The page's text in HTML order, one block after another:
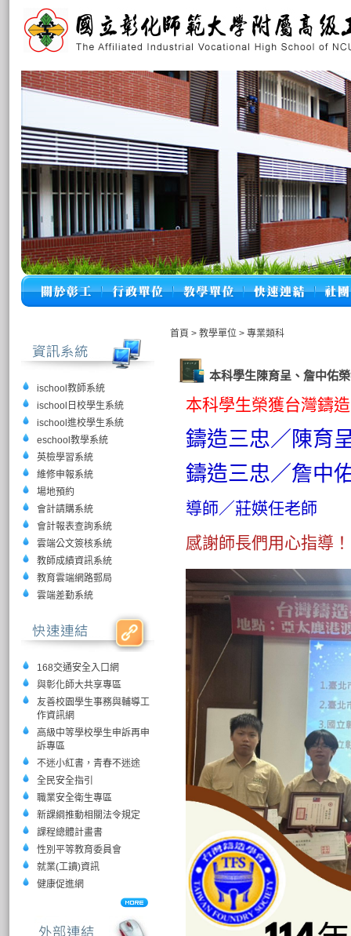
ischool教師系統
ischool日校學生系統
ischool進校學生系統
eschool教學系統
英檢學習系統
維修申報系統
場地預約
會計請購系統
會計報表查詢系統
雲端公文簽核系統
教師成績資訊系統
教育雲端網路郵局
雲端差勤系統
168交通安全入口網
與彰化師大共享專區
友善校園學生事務與輔導工
作資訊網
高級中等學校學生申訴再申
訴專區
不迷小紅書，青春不迷途
全民安全指引
職業安全衛生專區
新課綱推動相關法令規定
課程總體計畫書
性別平等教育委員會
就業(工讀)資訊
健康促進網
首頁 > 教學單位 > 專業類科
本科學生陳育呈、詹中佑
本科學生榮獲台灣鑄
鑄造三忠／陳育
鑄造三忠／詹中
導師／莊媖任老師
感謝師長們用心指導！